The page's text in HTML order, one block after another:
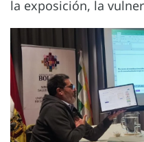
la exposición, la